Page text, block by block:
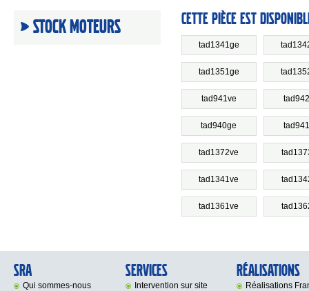
Stock moteurs
Cette pièce est
tad1341ge
tad1351ge
tad941ve
tad940ge
tad1372ve
tad1341ve
tad1361ve
SRA
Qui sommes-nous
Services
Intervention sur site
Réalisations
Réalisations